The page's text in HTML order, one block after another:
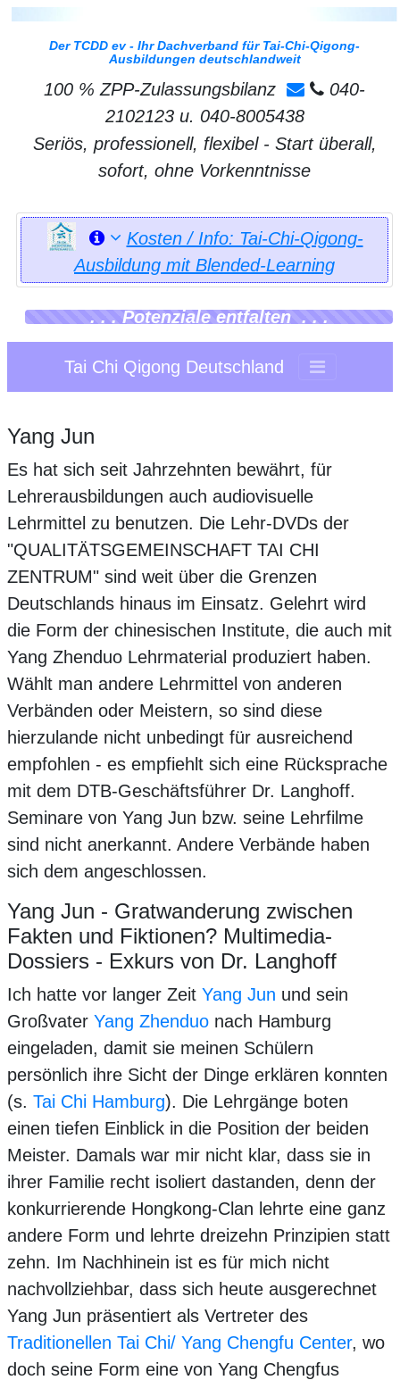
Der TCDD ev - Ihr Dachverband für Tai-Chi-Qigong-
Ausbildungen deutschlandweit
100 % ZPP-Zulassungsbilanz
040-
2102123 u. 040-8005438
Seriös, professionell, flexibel - Start überall,
sofort, ohne Vorkenntnisse
Kosten / Info: Tai-Chi-Qigong-
Ausbildung mit Blended-Learning
. . . Potenziale entfalten . . .
Tai Chi Qigong Deutschland
Yang Jun
Es hat sich seit Jahrzehnten bewährt, für
Lehrerausbildungen auch audiovisuelle
Lehrmittel zu benutzen. Die Lehr-DVDs der
"QUALITÄTSGEMEINSCHAFT TAI CHI
ZENTRUM" sind weit über die Grenzen
Deutschlands hinaus im Einsatz. Gelehrt wird
die Form der chinesischen Institute, die auch mit
Yang Zhenduo Lehrmaterial produziert haben.
Wählt man andere Lehrmittel von anderen
Verbänden oder Meistern, so sind diese
hierzulande nicht unbedingt für ausreichend
empfohlen - es empfiehlt sich eine Rücksprache
mit dem DTB-Geschäftsführer Dr. Langhoff.
Seminare von Yang Jun bzw. seine Lehrfilme
sind nicht anerkannt. Andere Verbände haben
sich dem angeschlossen.
Yang Jun - Gratwanderung zwischen
Fakten und Fiktionen? Multimedia-
Dossiers - Exkurs von Dr. Langhoff
Ich hatte vor langer Zeit Yang Jun und sein
Großvater Yang Zhenduo nach Hamburg
eingeladen, damit sie meinen Schülern
persönlich ihre Sicht der Dinge erklären konnten
(s. Tai Chi Hamburg). Die Lehrgänge boten
einen tiefen Einblick in die Position der beiden
Meister. Damals war mir nicht klar, dass sie in
ihrer Familie recht isoliert dastanden, denn der
konkurrierende Hongkong-Clan lehrte eine ganz
andere Form und lehrte dreizehn Prinzipien statt
zehn. Im Nachhinein ist es für mich nicht
nachvollziehbar, dass sich heute ausgerechnet
Yang Jun präsentiert als Vertreter des
Traditionellen Tai Chi/ Yang Chengfu Center, wo
doch seine Form eine von Yang Chengfus